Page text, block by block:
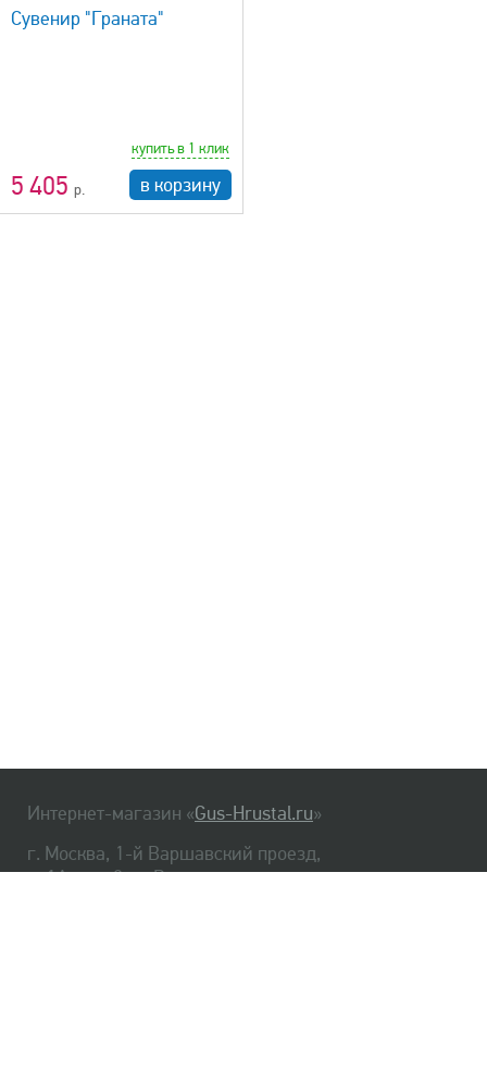
Сувенир "Граната"
5 405
купить в 1 клик
в корзину
Интернет-магазин «Gus-Hrustal.ru»
г. Москва, 1-й Варшавский проезд,
д. 1А, стр. 3, м. Варшавская